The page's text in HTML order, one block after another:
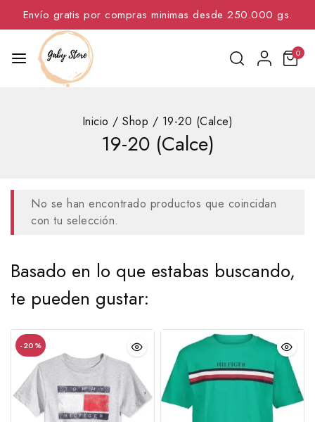
Envío gratis por compras minimas desde 250.000 gs.
0
Inicio / Shop / 19-20 (Calce)
19-20 (Calce)
No se han encontrado productos que coincidan
con tu selección.
Basado en lo que estabas buscando,
te pueden gustar:
-20%